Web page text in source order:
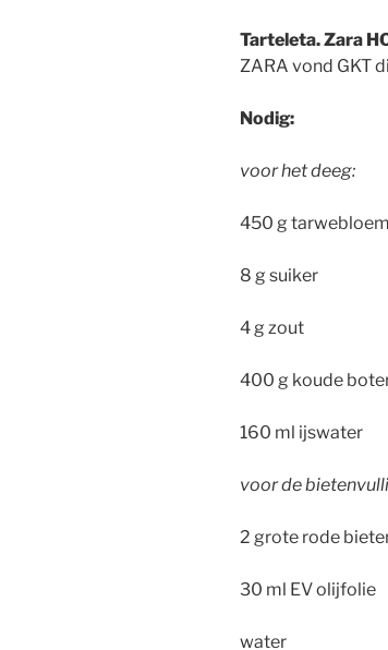
Tarteleta.Zara
ZARA vond GKT
Nodig:
voor het deeg:
450 g tarwebloem
8 g suiker
4 g zout
400 g koude
160 ml ijswater
voor de
2 grote rode
30 ml EV olijfolie
water